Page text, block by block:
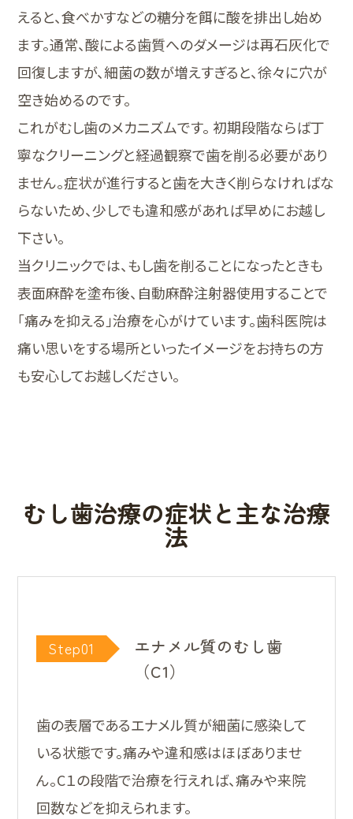
えると、食べかすなどの糖分を餌に酸を排出し始め
ます。通常、酸による歯質へのダメージは再石灰化で
回復しますが、細菌の数が増えすぎると、徐々に穴が
空き始めるのです。
これがむし歯のメカニズムです。 初期段階ならば丁
寧なクリーニングと経過観察で歯を削る必要があり
ません。症状が進行すると歯を大きく削らなければな
らないため、少しでも違和感があれば早めにお越し
下さい。
当クリニックでは、もし歯を削ることになったときも
表面麻酔を塗布後、自動麻酔注射器使用することで
「痛みを抑える」治療を心がけています。歯科医院は
痛い思いをする場所といったイメージをお持ちの方
も安心してお越しください。
むし歯治療の症状と主な治療
法
Step01
エナメル質のむし歯
（C1）
歯の表層であるエナメル質が細菌に感染して
いる状態です。痛みや違和感はほぼありませ
ん。C１の段階で治療を行えれば、痛みや来院
回数などを抑えられます。